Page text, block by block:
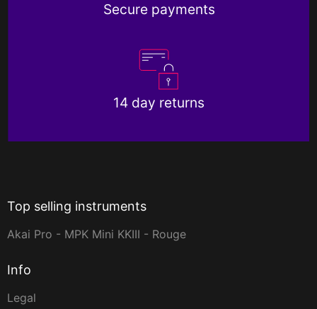
Secure payments
14 day returns
Top selling instruments
Akai Pro - MPK Mini KKIII - Rouge
Info
Legal